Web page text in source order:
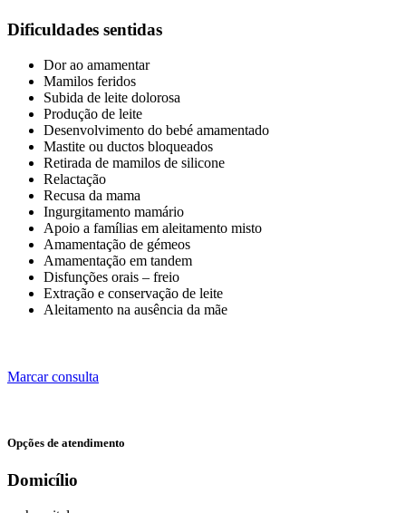
Dificuldades sentidas
Dor ao amamentar
Mamilos feridos
Subida de leite dolorosa
Produção de leite
Desenvolvimento do bebé amamentado
Mastite ou ductos bloqueados
Retirada de mamilos de silicone
Relactação
Recusa da mama
Ingurgitamento mamário
Apoio a famílias em aleitamento misto
Amamentação de gémeos
Amamentação em tandem
Disfunções orais – freio
Extração e conservação de leite
Aleitamento na ausência da mãe
Marcar consulta
Opções de atendimento
Domicílio